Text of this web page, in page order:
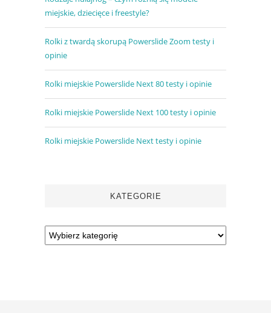
miejskie, dziecięce i freestyle?
Rolki z twardą skorupą Powerslide Zoom testy i
opinie
Rolki miejskie Powerslide Next 80 testy i opinie
Rolki miejskie Powerslide Next 100 testy i opinie
Rolki miejskie Powerslide Next testy i opinie
KATEGORIE